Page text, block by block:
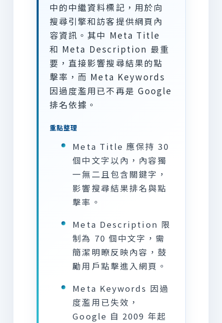
中的中繼資料標記，用於向
搜尋引擎和訪客提供網頁內
容資訊。其中 Meta Title
和 Meta Description 最重
要，直接影響搜尋結果的點
擊率，而 Meta Keywords
因過度濫用已不再是 Google
排名依據。
重點整理
Meta Title 應保持 30
個中文字以內，內容獨
一無二且包含關鍵字，
影響搜尋結果排名與點
擊率。
Meta Description 限
制為 70 個中文字，需
簡潔明瞭反映內容，鼓
勵用戶點擊進入網頁。
Meta Keywords 因過
度濫用已失效，
Google 自 2009 年起